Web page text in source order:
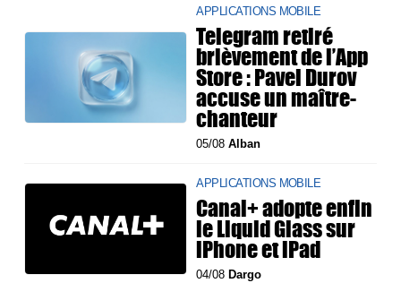
APPLICATIONS MOBILE
Telegram retiré
brièvement de l’App
Store : Pavel Durov
accuse un maître-
chanteur
05/08Alban
APPLICATIONS MOBILE
Canal+ adopte enfin
le Liquid Glass sur
iPhone et iPad
04/08 Dargo